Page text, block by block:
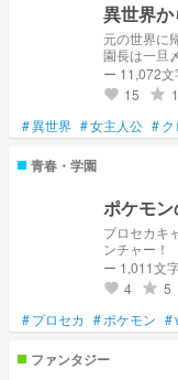
異世界
元の世界に
園長は一旦〆た方が
リアした後
ー 11,072文
favorite 15 grade
#異世界 #女主人公 #
青春・学園
ポケモ
プロセカキ
ンチャー！
ー 1,011文
favorite 4 grade 5
#プロセカ #ポケモン #
ファンタジー